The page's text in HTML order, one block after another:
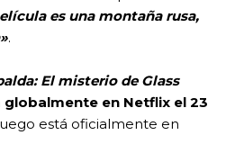
es una montaña rusa,
.
El misterio de Glass
globalmente en Netflix el 23
está oficialmente en